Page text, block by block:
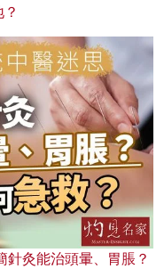
灸能治頭暈、胃脹？